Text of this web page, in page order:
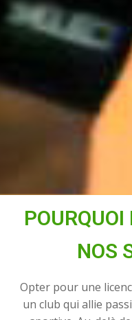
POURQUOI
NOS
Opter pour une
un club qui allie